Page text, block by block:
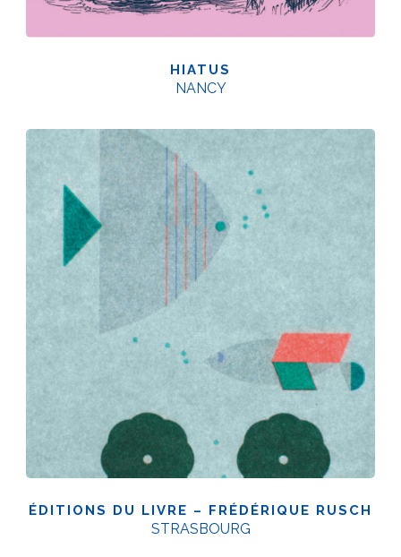
HIATUS
NANCY
ÉDITIONS DU LIVRE – FRÉDÉRIQUE RUSCH
STRASBOURG